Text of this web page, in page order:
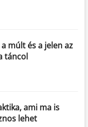
múlt és a jelen az
táncol
ami ma is
lehet